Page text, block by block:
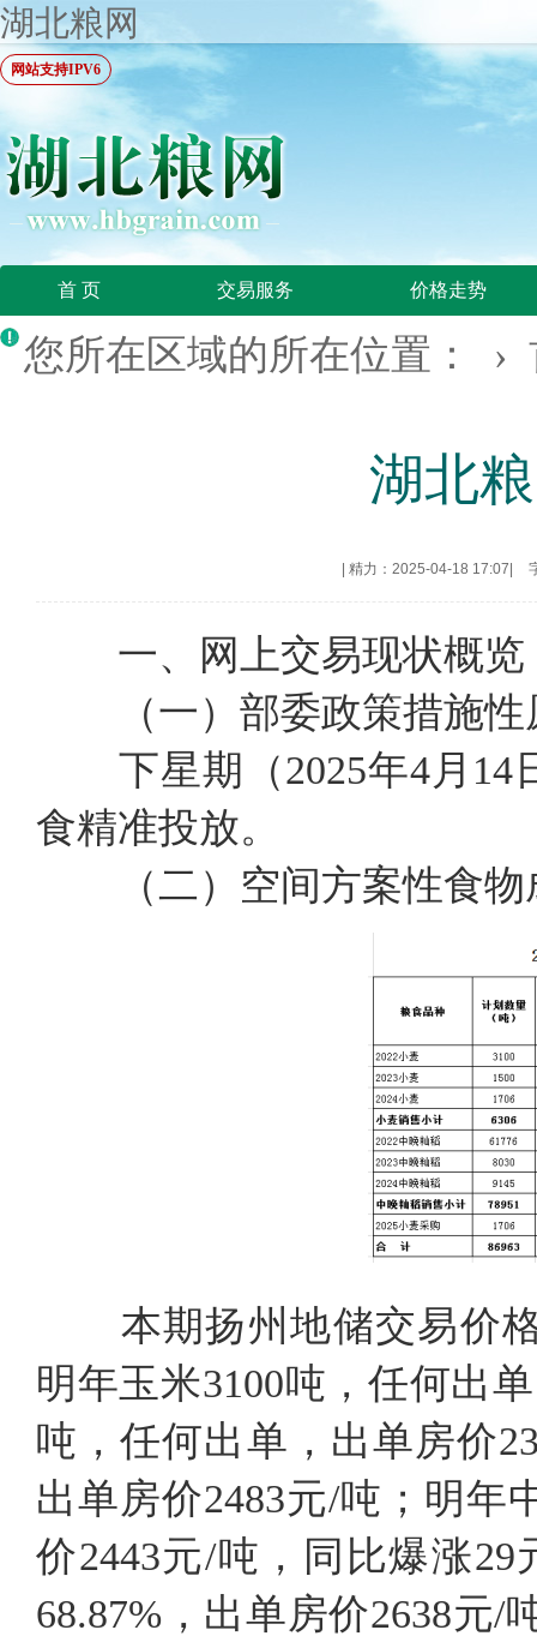
湖北粮网
网站支持IPV6
首 页 交易服务 价格走势
您所在区域的所在位置： ›
湖北
精力：2025-04-18 17:07
一、网上交易现状概览
（一）部委政策措施
下星期（2025年4月
食精准投放。
（二）空间方案性食
本期扬州地储交易价
明年玉米3100吨，任何出
吨，任何出单，出单房价
出单房价2483元/吨；明年
价2443元/吨，同比爆涨29
68.87%，出单房价2638元/